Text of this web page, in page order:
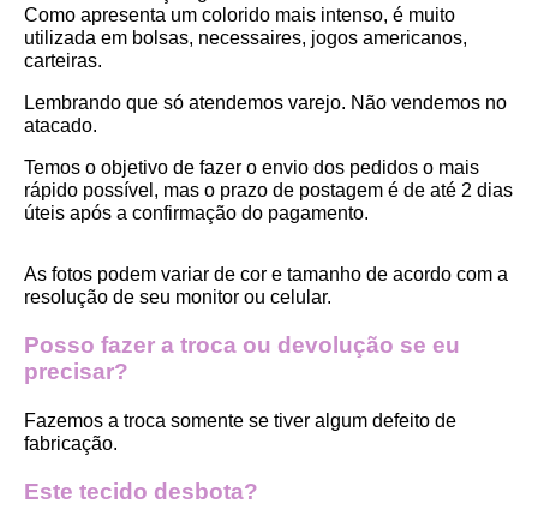
Como apresenta um colorido mais intenso, é muito
utilizada em bolsas, necessaires, jogos americanos,
carteiras.
Lembrando que só atendemos varejo. Não vendemos no
atacado.
Temos o objetivo de fazer o envio dos pedidos o mais
rápido possível, mas o prazo de postagem é de até 2 dias
úteis após a confirmação do pagamento.
As fotos podem variar de cor e tamanho de acordo com a
resolução de seu monitor ou celular.
Posso fazer a troca ou devolução se eu
precisar?
Fazemos a troca somente se tiver algum defeito de
fabricação.
Este tecido desbota?